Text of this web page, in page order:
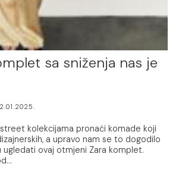
sa sniženja nas je
kolekcijama pronaći komade koji
a upravo nam se to dogodilo
ugledati ovaj otmjeni Zara komplet.